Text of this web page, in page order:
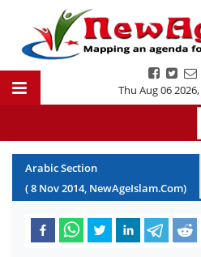
Thu Aug 06 2026,
Arabic Section
(8 Nov2014, NewAgeIslam.Com)